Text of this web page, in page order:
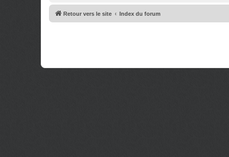
Retour vers le site Index du forum